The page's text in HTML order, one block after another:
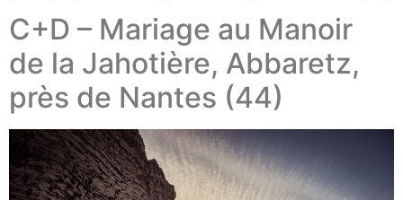
C+D – Mariage au Manoir
de la Jahotière, Abbaretz,
près de Nantes (44)